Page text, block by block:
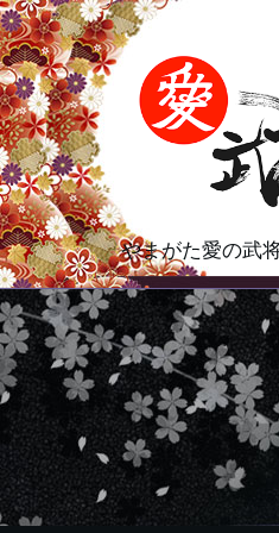
やまがた愛の武